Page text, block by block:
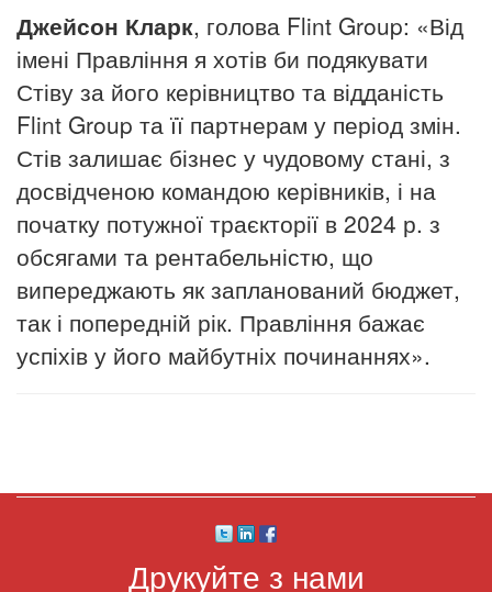
Джейсон Кларк, голова Flint Group: «Від
імені Правління я хотів би подякувати
Стіву за його керівництво та відданість
Flint Group та її партнерам у період змін.
Стів залишає бізнес у чудовому стані, з
досвідченою командою керівників, і на
початку потужної траєкторії в 2024 р. з
обсягами та рентабельністю, що
випереджають як запланований бюджет,
так і попередній рік. Правління бажає
успіхів у його майбутніх починаннях».
Друкуйте з нами